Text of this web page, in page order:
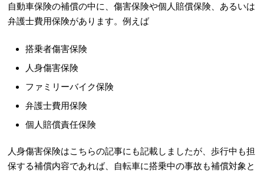
自動車保険の補償の中に、傷害保険や個人賠償保険 、あるいは
弁護士費用保険があります。例えば
搭乗者傷害保険
人身傷害保険
ファミリーバイク保険
弁護士費用保険
個人賠償責任保険
人身傷害保険はこちらの記事にも記載しましたが、歩行中も担
保する補償内容であれば、自転車に搭乗中の事故も補償対象と